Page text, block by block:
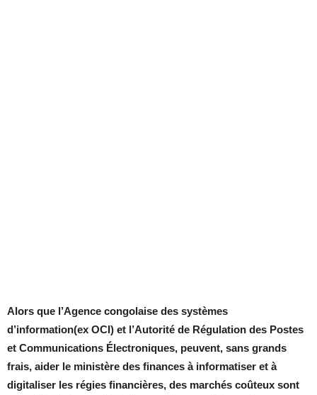
Alors que l’Agence congolaise des systèmes
d’information(ex OCI) et l’Autorité de Régulation des Postes
et Communications Électroniques, peuvent, sans grands
frais, aider le ministère des finances à informatiser et à
digitaliser les régies financières, des marchés coûteux sont